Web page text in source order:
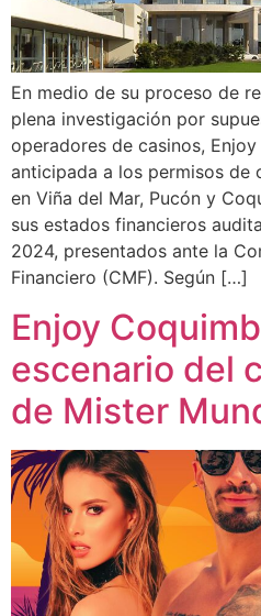
En medio de su proceso de
plena investigación por
operadores de casinos,
anticipada a los permisos de
en Viña del Mar, Pucón y
sus estados financieros
2024, presentados ante la
Financiero (CMF). Según […]
Enjoy
escenario del
de Mister